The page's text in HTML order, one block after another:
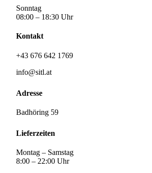
Sonntag
08:00 – 18:30 Uhr
Kontakt
+43 676 642 1769
info@sitl.at
Adresse
Badhöring 59
Lieferzeiten
Montag – Samstag
8:00 – 22:00 Uhr